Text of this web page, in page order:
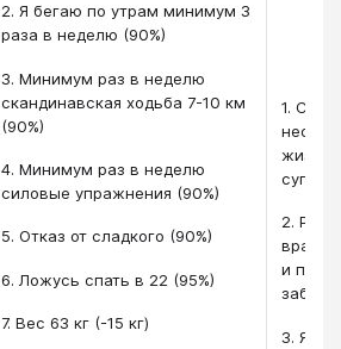
2. Я бегаю по утрам минимум 3
раза в неделю (90%)
3. Минимум раз в неделю
скандинавская ходьба 7-10 км
(90%)
4. Минимум раз в неделю
силовые упражнения (90%)
5. Отказ от сладкого (90%)
6. Ложусь спать в 22 (95%)
7. Вес 63 кг (-15 кг)
1.
жизни,
2.
и
3. Я